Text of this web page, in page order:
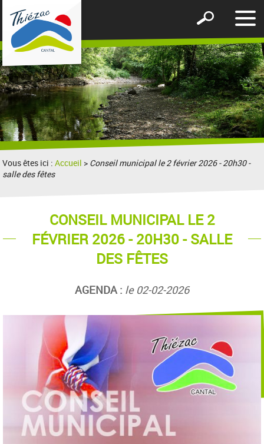
le
Afficher
formulaire
de
recherche
Vous êtes ici :Accueil > Conseil municipal le 2 février 2026 - 20h30 -
salle des fêtes
CONSEIL MUNICIPAL LE 2
FÉVRIER 2026 - 20H30 - SALLE
DES FÊTES
AGENDA : le 02-02-2026